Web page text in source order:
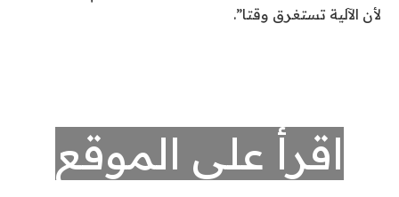
لأن الآلية تستغرق وقتا”.
اقرأ على الموقع